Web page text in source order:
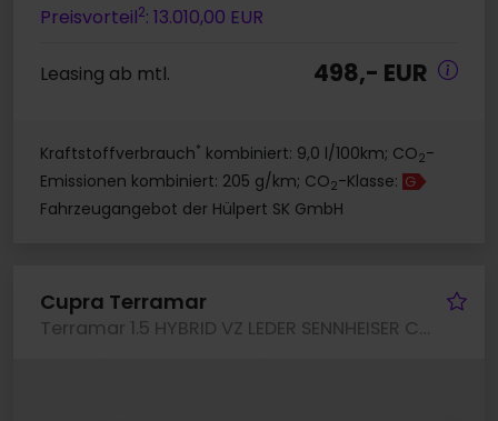
Preisvorteil2: 13.010,00 EUR
Leasing ab mtl. 498,- EUR
Kraftstoffverbrauch* kombiniert: 9,0 l/100km; CO2-
Emissionen kombiniert: 205 g/km; CO2-Klasse: G
Fahrzeugangebot der Hülpert SK GmbH
Cupra Terramar
Terramar 1.5 HYBRID VZ LEDER SENNHEISER CAM LM19